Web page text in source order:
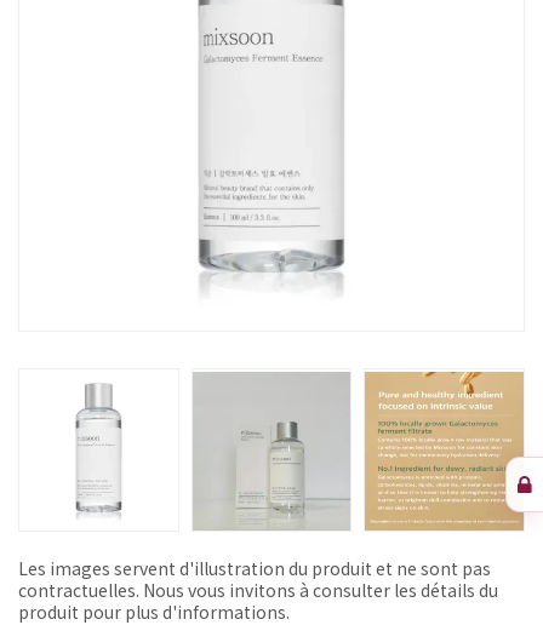
Les images servent d'illustration du produit et ne sont pas
contractuelles. Nous vous invitons à consulter les détails du
produit pour plus d'informations.